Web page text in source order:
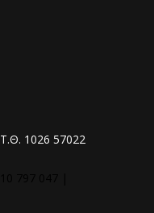
Τ.Θ. 1026 57022